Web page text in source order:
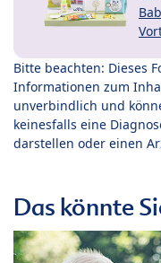
Bitte beachten: Dieses
Informationen zum
unverbindlich und
keinesfalls eine
darstellen oder einen
Das könnte